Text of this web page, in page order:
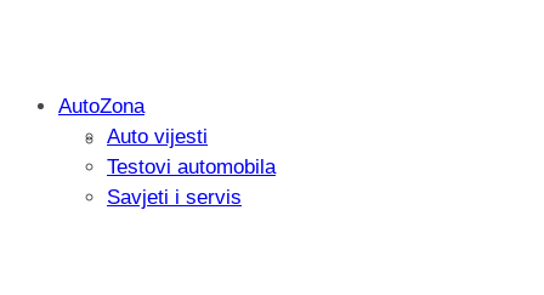
Savjetujemo: Što učiniti kada vaš
AutoZona
Auto vijesti
Testovi automobila
Savjeti i servis